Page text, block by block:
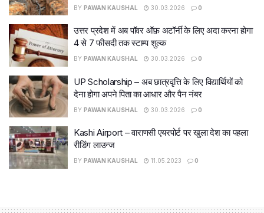
BY PAWAN KAUSHAL 30.03.2026 0
उत्तर प्रदेश में अब पॉवर ऑफ़ अटॉर्नी के लिए अदा करना होगा
4 से 7 फीसदी तक स्टाम्प शुल्क
BY PAWAN KAUSHAL 30.03.2026 0
UP Scholarship – अब छात्रवृत्ति के लिए विद्यार्थियों को
देना होगा अपने पिता का आधार और पैन नंबर
BY PAWAN KAUSHAL 30.03.2026 0
Kashi Airport – वाराणसी एयरपोर्ट पर खुला देश का पहला
रीडिंग लाउन्ज
BY PAWAN KAUSHAL 11.05.2023 0